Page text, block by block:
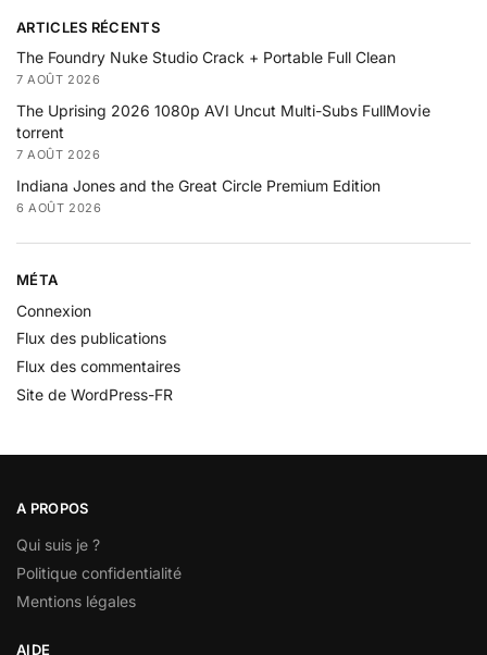
ARTICLES RÉCENTS
The Foundry Nuke Studio Crack + Portable Full Clean
7 AOÛT 2026
The Uprising 2026 1080p AVI Uncut Multi-Subs FullMov𝗂e
torrent
7 AOÛT 2026
Indiana Jones and the Great Circle Premium Edition
6 AOÛT 2026
MÉTA
Connexion
Flux des publications
Flux des commentaires
Site de WordPress-FR
A PROPOS
Qui suis je ?
Politique confidentialité
Mentions légales
AIDE